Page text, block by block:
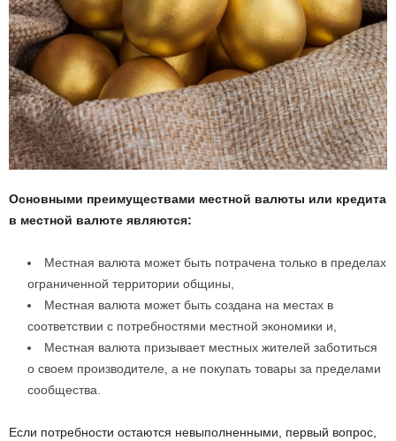
Основными преимуществами местной валюты или кредита
в местной валюте являются:
Местная валюта может быть потрачена только в пределах
ограниченной территории общины,
Местная валюта может быть создана на местах в
соответствии с потребностями местной экономики и,
Местная валюта призывает местных жителей заботиться
о своем производителе, а не покупать товары за пределами
сообщества.
Если потребности остаются невыполненными, первый вопрос,